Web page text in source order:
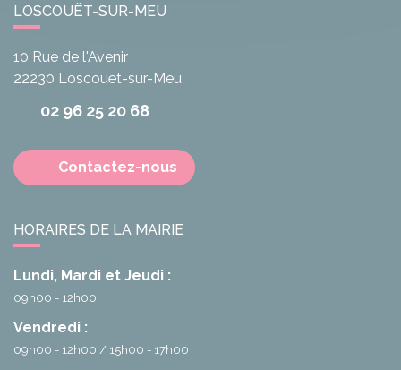
LOSCOUËT-SUR-MEU
10 Rue de l'Avenir
22230 Loscouët-sur-Meu
02 96 25 20 68
Contactez-nous
HORAIRES DE LA MAIRIE
Lundi, Mardi et Jeudi :
09h00 - 12h00
Vendredi :
09h00 - 12h00 15h00 - 17h00